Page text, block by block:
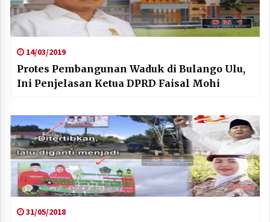
14/03/2019
Protes Pembangunan Waduk di Bulango Ulu,
Ini Penjelasan Ketua DPRD Faisal Mohi
31/05/2018